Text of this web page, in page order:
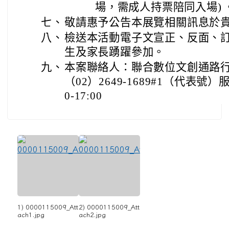
場，需成人持票陪同入場)
七、 敬請惠予公告本展覽相關訊息於
八、 檢送本活動電子文宣正、反面、
生及家長踴躍參加。
九、 本案聯絡人：聯合數位文創通路
（02）2649-1689#1（代表號）
0-17:00
1) 0000115009_Att
ach1.jpg
2) 0000115009_Att
ach2.jpg